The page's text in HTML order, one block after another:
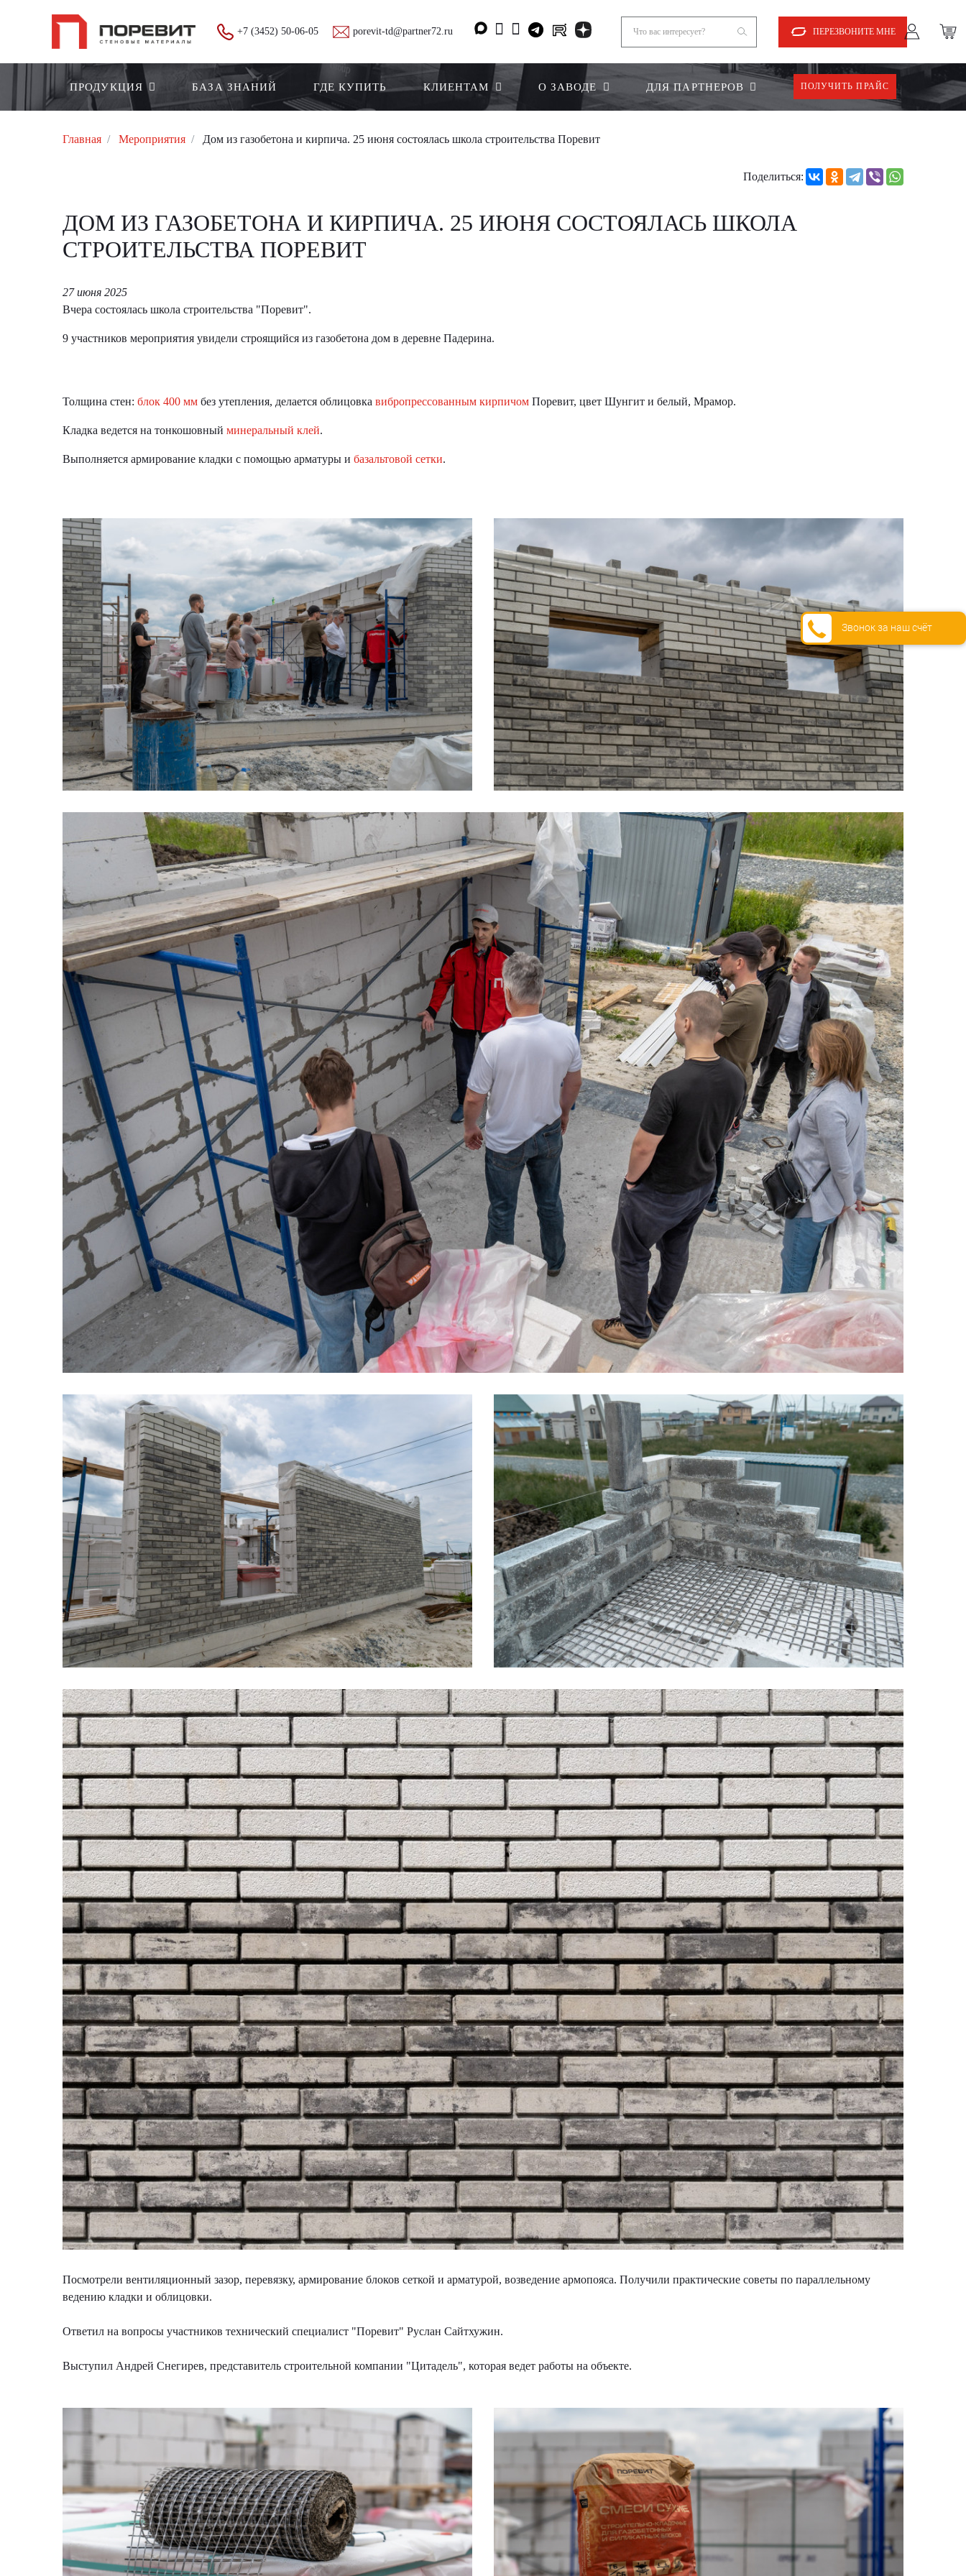
+7 (3452) 50-06-05 porevit-td@partner72.ru ПЕРЕЗВОНИТЕ МНЕ
ПРОДУКЦИЯ БАЗА ЗНАНИЙ ГДЕ КУПИТЬ КЛИЕНТАМ О ЗАВОДЕ ДЛЯ ПАРТНЕРОВ ПОЛУЧИТЬ ПРАЙС
Главная Мероприятия Дом из газобетона и кирпича. 25 июня состоялась школа строительства Поревит
Поделиться:
ДОМ ИЗ ГАЗОБЕТОНА И КИРПИЧА. 25 ИЮНЯ СОСТОЯЛАСЬ ШКОЛА
СТРОИТЕЛЬСТВА ПОРЕВИТ
27 июня 2025
Вчера состоялась школа строительства "Поревит".
9 участников мероприятия увидели строящийся из газобетона дом в деревне Падерина.
Толщина стен: блок 400 мм без утепления, делается облицовка вибропрессованным кирпичом Поревит, цвет Шунгит и белый, Мрамор.
Кладка ведется на тонкошовный минеральный клей.
Выполняется армирование кладки с помощью арматуры и базальтовой сетки.
Посмотрели вентиляционный зазор, перевязку, армирование блоков сеткой и арматурой, возведение армопояса. Получили практические советы по параллельному
ведению кладки и облицовки.
Ответил на вопросы участников технический специалист "Поревит" Руслан Сайтхужин.
Выступил Андрей Снегирев, представитель строительной компании "Цитадель", которая ведет работы на объекте.
Звонок за наш счёт